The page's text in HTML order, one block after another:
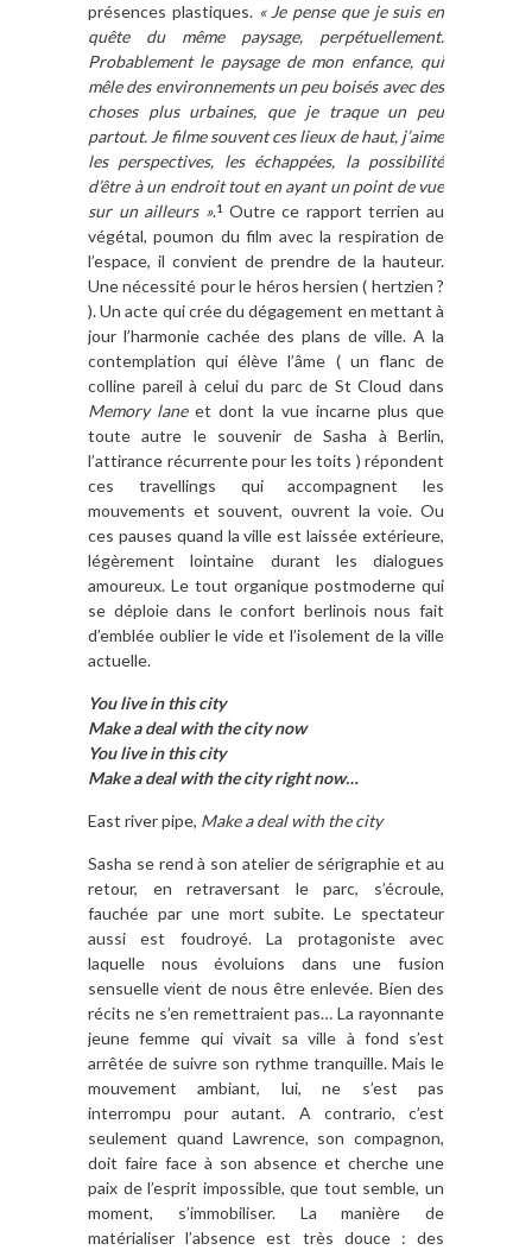
présences plastiques. « Je pense que je suis en
quête du même paysage, perpétuellement.
Probablement le paysage de mon enfance, qui
mêle des environnements un peu boisés avec des
choses plus urbaines, que je traque un peu
partout. Je filme souvent ces lieux de haut, j’aime
les perspectives, les échappées, la possibilité
d’être à un endroit tout en ayant un point de vue
sur un ailleurs ».1Outre ce rapport terrien au
végétal, poumon du film avec la respiration de
l’espace, il convient de prendre de la hauteur.
Une nécessité pour le héros hersien ( hertzien ?
). Un acte qui crée du dégagement en mettant à
jour l’harmonie cachée des plans de ville. A la
contemplation qui élève l’âme ( un flanc de
colline pareil à celui du parc de St Cloud dans
Memory laneet dont la vue incarne plus que
toute autre le souvenir de Sasha à Berlin,
l’attirance récurrente pour les toits ) répondent
ces travellings qui accompagnent les
mouvements et souvent, ouvrent la voie. Ou
ces pauses quand la ville est laissée extérieure,
légèrement lointaine durant les dialogues
amoureux. Le tout organique postmoderne qui
se déploie dans le confort berlinois nous fait
d’emblée oublier le vide et l’isolement de la ville
actuelle.
You live in this city
Make a deal with the city now
You live in this city
Make a deal with the city right now…
East river pipe, Make a deal with the city
Sasha se rend à son atelier de sérigraphie et au
retour, en retraversant le parc, s’écroule,
fauchée par une mort subite. Le spectateur
aussi est foudroyé. La protagoniste avec
laquelle nous évoluions dans une fusion
sensuelle vient de nous être enlevée. Bien des
récits ne s’en remettraient pas… La rayonnante
jeune femme qui vivait sa ville à fond s’est
arrêtée de suivre son rythme tranquille. Mais le
mouvement ambiant, lui, ne s’est pas
interrompu pour autant. A contrario, c’est
seulement quand Lawrence, son compagnon,
doit faire face à son absence et cherche une
paix de l’esprit impossible, que tout semble, un
moment, s’immobiliser. La manière de
matérialiser l’absence est très douce : des